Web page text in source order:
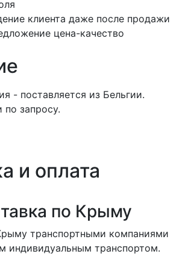
клиента даже после продажи
цена-качество
- поставляется из Бельгии.
по запросу.
и оплата
по Крыму
транспортными компаниями
индивидуальным транспортом.